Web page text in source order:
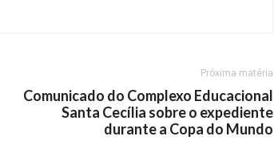
Próxima matéria
Comunicado do Complexo Educacional
Santa Cecília sobre o expediente
durante a Copa do Mundo